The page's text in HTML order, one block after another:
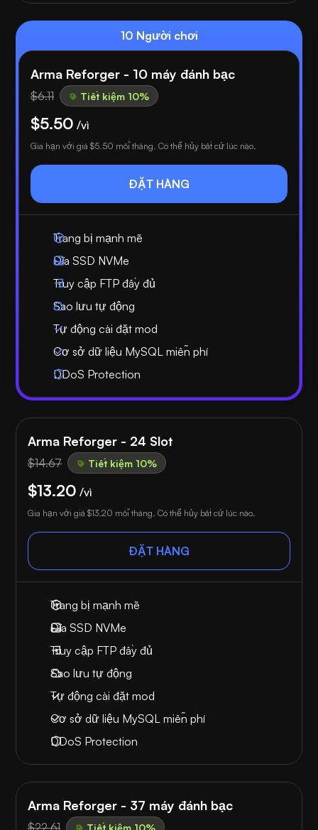
10 Người chơi
Arma Reforger - 10 máy đánh bạc
$6.11 Tiết kiệm 10%
$5.50 /vì
Gia hạn với giá $5.50 mỗi tháng. Có thể hủy bất cứ lúc nào.
ĐẶT HÀNG
Trang bị mạnh mẽ
Đĩa SSD NVMe
Truy cập FTP đầy đủ
Sao lưu tự động
Tự động cài đặt mod
Cơ sở dữ liệu MySQL miễn phí
DDoS Protection
Arma Reforger - 24 Slot
$14.67 Tiết kiệm 10%
$13.20 /vì
Gia hạn với giá $13.20 mỗi tháng. Có thể hủy bất cứ lúc nào.
ĐẶT HÀNG
Trang bị mạnh mẽ
Đĩa SSD NVMe
Truy cập FTP đầy đủ
Sao lưu tự động
Tự động cài đặt mod
Cơ sở dữ liệu MySQL miễn phí
DDoS Protection
Arma Reforger - 37 máy đánh bạc
$22.61 Tiết kiệm 10%